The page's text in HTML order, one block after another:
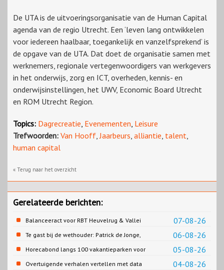
De UTA is de uitvoeringsorganisatie van de Human Capital
agenda van de regio Utrecht. Een ‘leven lang ontwikkelen
voor iedereen haalbaar, toegankelijk en vanzelfsprekend’ is
de opgave van de UTA. Dat doet de organisatie samen met
werknemers, regionale vertegenwoordigers van werkgevers
in het onderwijs, zorg en ICT, overheden, kennis- en
onderwijsinstellingen, het UWV, Economic Board Utrecht
en ROM Utrecht Region.
Topics: Dagrecreatie, Evenementen, Leisure
Trefwoorden: Van Hooff,Jaarbeurs, alliantie, talent,
human capital
« Terug naar het overzicht
Gerelateerde berichten:
07-08-26
Balanceeract voor RBT Heuvelrug & Vallei
06-08-26
Te gast bij de wethouder: Patrick de Jonge,
Gemeente Emmen
05-08-26
Horecabond langs 100 vakantieparken voor
Cao-recreatie
04-08-26
Overtuigende verhalen vertellen met data